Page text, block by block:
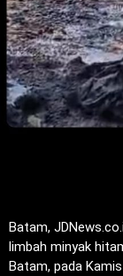
Batam,
limbah minyak
Batam, pada